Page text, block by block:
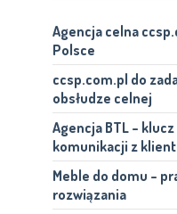
Agencja celna
Polsce
ccsp.com.pl do
obsłudze celnej
Agencja BTL –
komunikacji z
Meble do domu –
rozwiązania